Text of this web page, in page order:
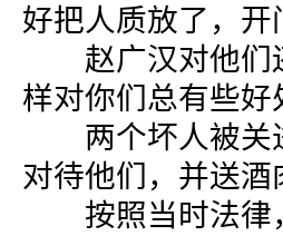
好把人质放了，开
赵广汉对他们还
样对你们总有些好
两个坏人被关进
对待他们，并送酒
按照当时法律，